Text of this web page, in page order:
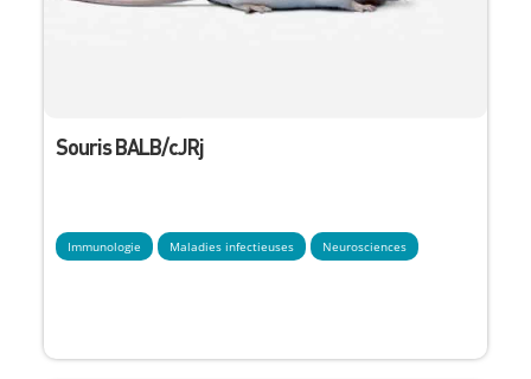
Souris BALB/cJRj
Immunologie Maladies infectieuses Neurosciences